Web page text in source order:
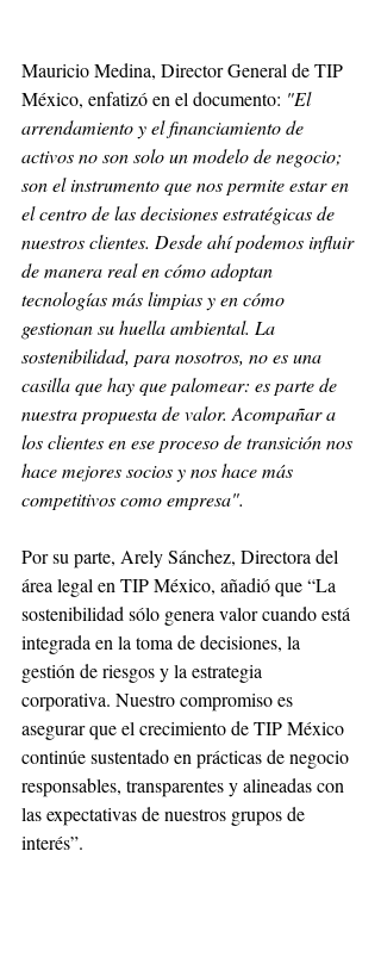
Mauricio Medina, Director General de TIP
México, enfatizó en el documento: "El
arrendamiento y el financiamiento de
activos no son solo un modelo de negocio;
son el instrumento que nos permite estar en
el centro de las decisiones estratégicas de
nuestros clientes. Desde ahí podemos influir
de manera real en cómo adoptan
tecnologías más limpias y en cómo
gestionan su huella ambiental. La
sostenibilidad, para nosotros, no es una
casilla que hay que palomear: es parte de
nuestra propuesta de valor. Acompañar a
los clientes en ese proceso de transición nos
hace mejores socios y nos hace más
competitivos como empresa".
Por su parte, Arely Sánchez, Directora del
área legal en TIP México, añadió que “La
sostenibilidad sólo genera valor cuando está
integrada en la toma de decisiones, la
gestión de riesgos y la estrategia
corporativa. Nuestro compromiso es
asegurar que el crecimiento de TIP México
continúe sustentado en prácticas de negocio
responsables, transparentes y alineadas con
las expectativas de nuestros grupos de
interés”.